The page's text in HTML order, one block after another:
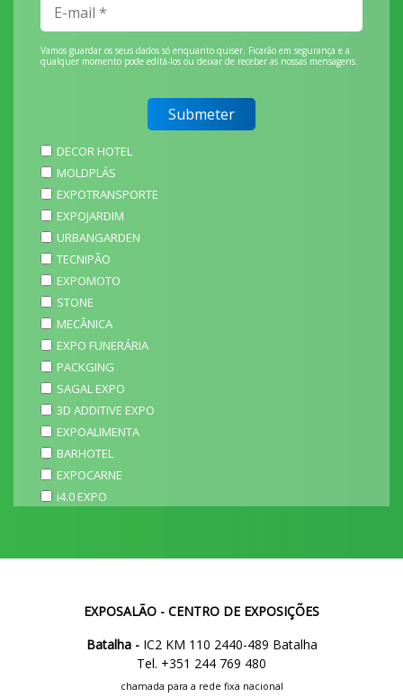
Vamos guardar os seus dados só enquanto quiser. Ficarão em segurança e a
qualquer momento pode editá-los ou deixar de receber as nossas mensagens.
DECOR HOTEL
MOLDPLÁS
EXPOTRANSPORTE
EXPOJARDIM
URBANGARDEN
TECNIPÃO
EXPOMOTO
STONE
MECÂNICA
EXPO FUNERÁRIA
PACKGING
SAGAL EXPO
3D ADDITIVE EXPO
EXPOALIMENTA
BARHOTEL
EXPOCARNE
i4.0 EXPO
EXPOSALÃO - CENTRO DE EXPOSIÇÕES
Batalha -IC2 KM 110 2440-489 Batalha
Tel. +351 244 769 480
chamada para a rede fixa nacional